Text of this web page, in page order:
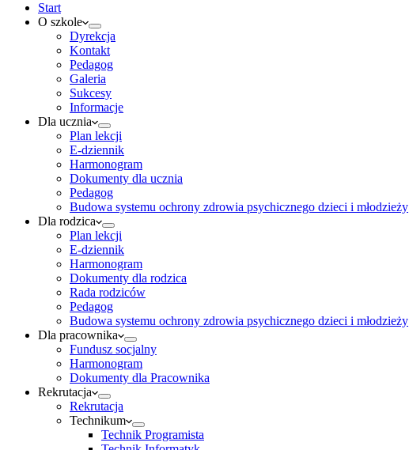
Start
O szkole
Dyrekcja
Kontakt
Pedagog
Galeria
Sukcesy
Informacje
Dla ucznia
Plan lekcji
E-dziennik
Harmonogram
Dokumenty dla ucznia
Pedagog
Budowa systemu ochrony zdrowia psychicznego dzieci i młodzieży
Dla rodzica
Plan lekcji
E-dziennik
Harmonogram
Dokumenty dla rodzica
Rada rodziców
Pedagog
Budowa systemu ochrony zdrowia psychicznego dzieci i młodzieży
Dla pracownika
Fundusz socjalny
Harmonogram
Dokumenty dla Pracownika
Rekrutacja
Rekrutacja
Technikum
Technik Programista